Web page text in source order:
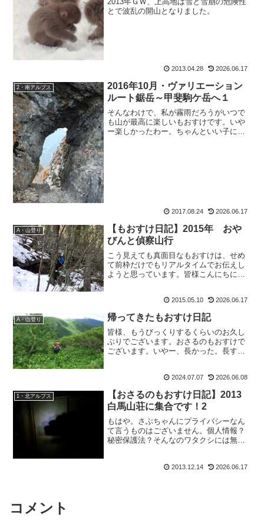
とで波乱の開山となりました。
2013.04.28 2026.06.17
2・南アルプス
2016年10月・ヴァリエーション
ルート鋸岳～甲斐駒ケ岳へ１
そんなわけで、私が霧雨だろうがいつで
も山が最高に楽しいもおすけです。いや
ー楽しかったわー。ちゃんといい子にし
2017.08.24 2026.06.17
A・山登り
【もおすけ日記】2015年 おや
びんと偵察山行
こう見えても真面目なもおすけは、せめ
て前枠だけでもリアルタイムでお伝えし
ようと思っています。皆様こんにちに
ょの近くに行ったら、ワ：『お前、いま
手が綺麗か？』手？お客様の...
2015.05.10 2026.06.17
A・山登り 帰ってきたもおすけ日記
皆様、もうびっくりするくらいのお久し
ぶりでございます。おさるのもおすけで
ございます。いやー、長かった。長すぎ
グのドメイン（URL）が有効期限が切れ
てしまって。新しくこの...
2024.07.07 2026.06.08
1・北アルプス
【おさるのもおすけ日記】2013
白馬山荘に集合です！2
もはや。さぶちゃんにプライバシーなん
て言うものはございません。個人情報？
秘密保護法？そんなのワタクシには無関
手な事を、書き放題なワタクシでござい
2013.12.14 2026.06.17
コメント